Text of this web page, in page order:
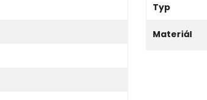
Typ
Materiál